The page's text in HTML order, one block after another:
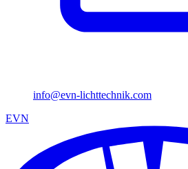
info@evn-lichttechnik.com
EVN